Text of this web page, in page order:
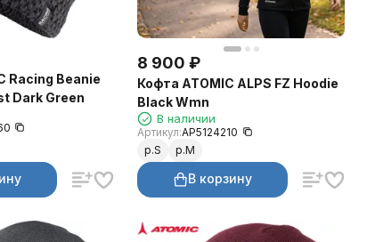
Racing Beanie
Dark Green
8 900 ₽
Кофта ATOMIC ALPS FZ Hoodie
Black Wmn
В наличии
Артикул:AP5124210
р.S
р.M
В корзину